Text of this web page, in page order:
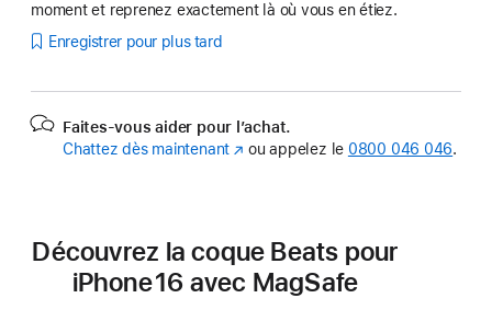
moment et reprenez exactement là où vous en étiez.
Enregistrer pour plus tard
Faites-vous aider pour l’achat.
Chattez dès maintenant (s’ouvre
ou appelez le 0800 046 046.
Découvrez la coque Beats pour
iPhone 16 avec MagSafe